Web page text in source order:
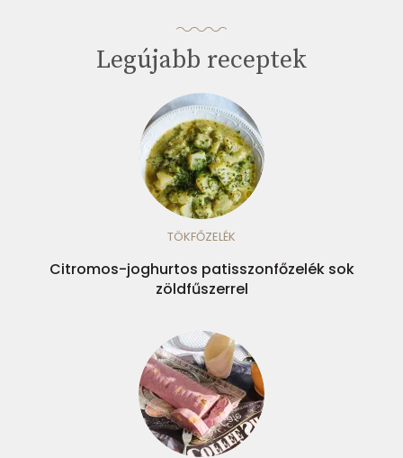
Legújabb receptek
TÖKFŐZELÉK
Citromos-joghurtos patisszonfőzelék sok
zöldfűszerrel